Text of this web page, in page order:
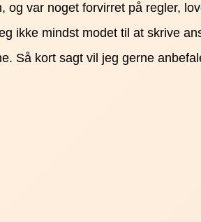
og var noget forvirret på regler,
ikke mindst modet til at skrive
Så kort sagt vil jeg gerne